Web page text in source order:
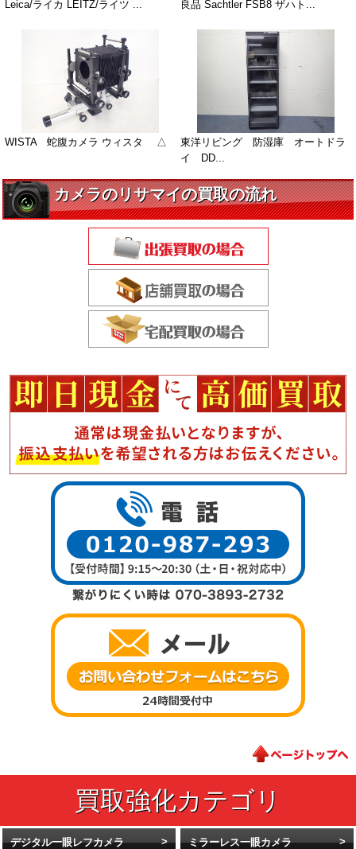
Leica/ライカ LEITZ/ライツ ... 良品 Sachtler FSB8 ザハト...
WISTA 蛇腹カメラ ウィスタ △
東洋リビング 防湿庫 オートドラ
イ DD...
デジタル一眼レフカメラ ミラーレス一眼カメラ